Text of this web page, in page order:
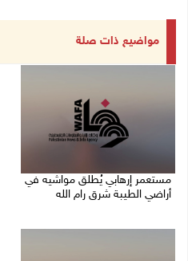
مواضيع ذات صلة
مستعمر إرهابي يُطلق مواشيه في
أراضي الطيبة شرق رام الله